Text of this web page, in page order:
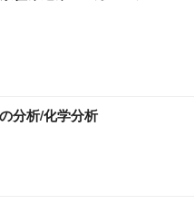
分析/化学分析